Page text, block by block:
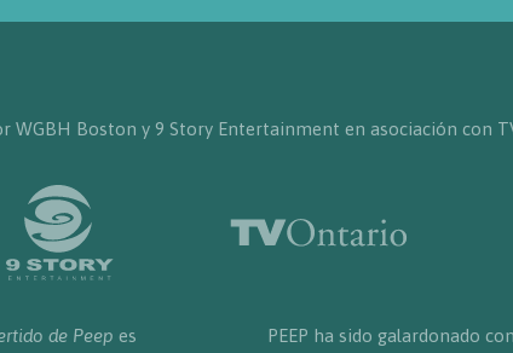
WGBH Boston y 9 Story Entertainment en asociación con
de Peep es
PEEP ha sido galardonado